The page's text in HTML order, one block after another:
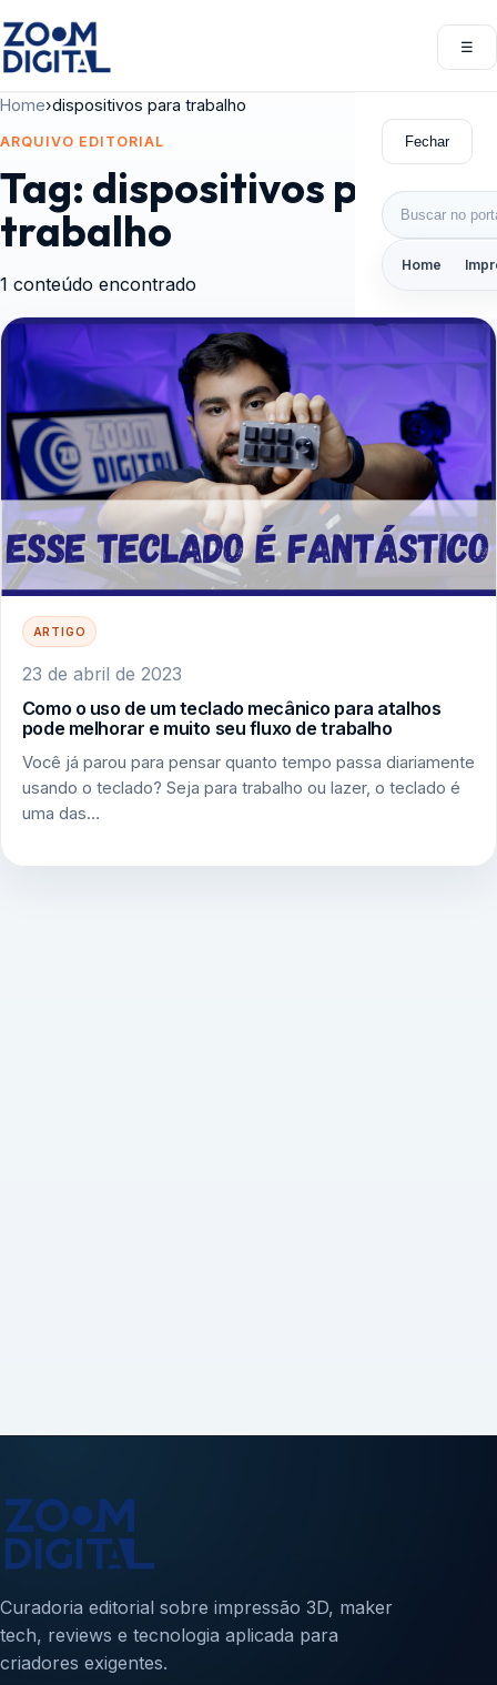
☰
Fechar
Buscar por:
Home
Home›dispositivos para trabalho
ARQUIVO EDITORIAL
Tag: dispositivos para
trabalho
1 conteúdo encontrado
ARTIGO
23 de abril de 2023
Como o uso de um teclado mecânico para atalhos
pode melhorar e muito seu fluxo de trabalho
Você já parou para pensar quanto tempo passa diariamente
usando o teclado? Seja para trabalho ou lazer, o teclado é
uma das…
Curadoria editorial sobre impressão 3D, maker
tech, reviews e tecnologia aplicada para
criadores exigentes.